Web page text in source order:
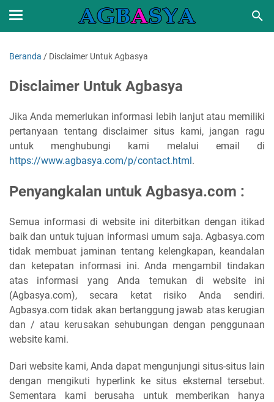
Beranda / Disclaimer Untuk Agbasya
Disclaimer Untuk Agbasya
Jika Anda memerlukan informasi lebih lanjut atau memiliki
pertanyaan tentang disclaimer situs kami, jangan ragu
untuk menghubungi kami melalui email di
https://www.agbasya.com/p/contact.html.
Penyangkalan untuk Agbasya.com :
Semua informasi di website ini diterbitkan dengan itikad
baik dan untuk tujuan informasi umum saja. Agbasya.com
tidak membuat jaminan tentang kelengkapan, keandalan
dan ketepatan informasi ini. Anda mengambil tindakan
atas informasi yang Anda temukan di website ini
(Agbasya.com), secara ketat risiko Anda sendiri.
Agbasya.com tidak akan bertanggung jawab atas kerugian
dan / atau kerusakan sehubungan dengan penggunaan
website kami.
Dari website kami, Anda dapat mengunjungi situs-situs lain
dengan mengikuti hyperlink ke situs eksternal tersebut.
Sementara kami berusaha untuk memberikan hanya